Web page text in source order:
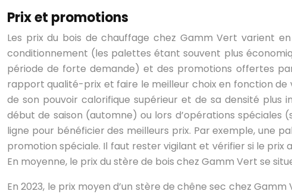
Prix et promotions
Les prix du bois de chauffage chez Gamm Vert varient
conditionnement (les palettes étant souvent plus
période de forte demande) et des promotions offertes
rapport qualité-prix et faire le meilleur choix en fonction de
de son pouvoir calorifique supérieur et de sa densité
début de saison (automne) ou lors d’opérations spéciales
ligne pour bénéficier des meilleurs prix. Par exemple, une
promotion spéciale. Il faut rester vigilant et vérifier si le
En moyenne, le prix du stère de bois chez Gamm Vert se
En 2023, le prix moyen d’un stère de chêne sec chez